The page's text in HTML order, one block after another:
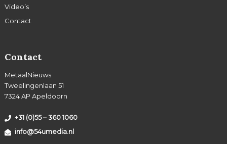
Video’s
Contact
Contact
MetaalNieuws
Tweelingenlaan 51
7324 AP Apeldoorn
+31 (0)55 – 360 1060
info@54umedia.nl